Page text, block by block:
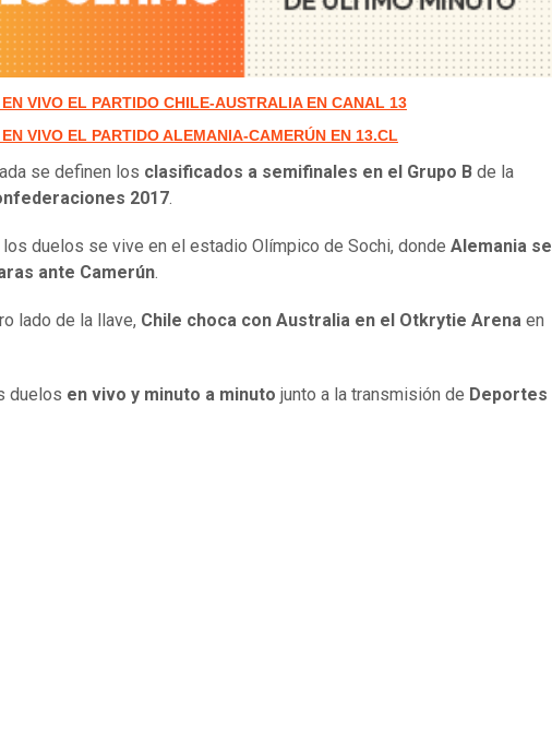
VIVO EL PARTIDO CHILE-AUSTRALIA EN CANAL 13
VIVO EL PARTIDO ALEMANIA-CAMERÚN EN 13.CL
se definen los clasificados a semifinales en el Grupo B de la
2017.
los duelos se vive en el estadio Olímpico de Sochi, donde Alemania se
ante Camerún.
lado de la llave, Chile choca con Australia en el Otkrytie Arena en
duelos en vivo y minuto a minuto junto a la transmisión de Deportes